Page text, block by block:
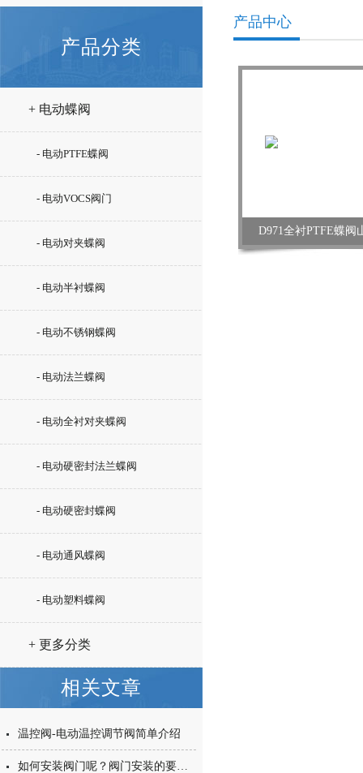
产品分类
+ 电动蝶阀
- 电动PTFE蝶阀
- 电动VOCS阀门
- 电动对夹蝶阀
- 电动半衬蝶阀
- 电动不锈钢蝶阀
- 电动法兰蝶阀
- 电动全衬对夹蝶阀
- 电动硬密封法兰蝶阀
- 电动硬密封蝶阀
- 电动通风蝶阀
- 电动塑料蝶阀
+ 更多分类
相关文章
温控阀-电动温控调节阀简单介绍
如何安装阀门呢？阀门安装的要点有哪些？
产品中心
D971全衬PTFE蝶阀